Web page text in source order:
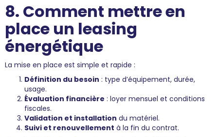
8. Comment mettre en
place un leasing
énergétique
La mise en place est simple et rapide :
Définition du besoin : type d’équipement, durée,
usage.
Évaluation financière : loyer mensuel et conditions
fiscales.
Validation et installation du matériel.
Suivi et renouvellement à la fin du contrat.